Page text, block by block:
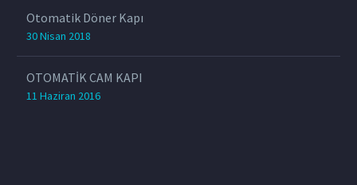
Otomatik Döner Kapı
30 Nisan 2018
OTOMATİK CAM KAPI
11 Haziran 2016